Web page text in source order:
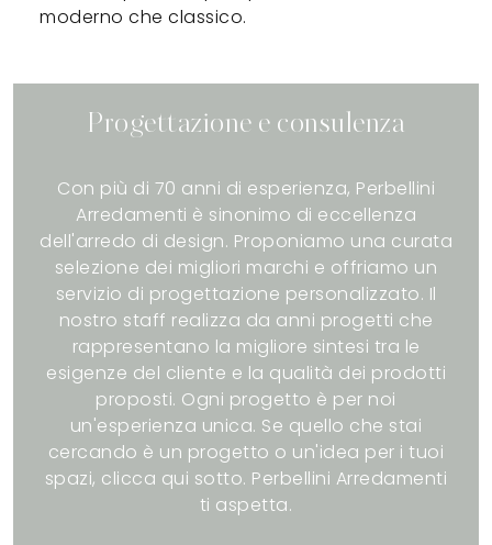
moderno che classico.
Progettazione e consulenza
Con più di 70 anni di esperienza, Perbellini
Arredamenti è sinonimo di eccellenza
dell'arredo di design. Proponiamo una curata
selezione dei migliori marchi e offriamo un
servizio di progettazione personalizzato. Il
nostro staff realizza da anni progetti che
rappresentano la migliore sintesi tra le
esigenze del cliente e la qualità dei prodotti
proposti. Ogni progetto è per noi
un'esperienza unica. Se quello che stai
cercando è un progetto o un'idea per i tuoi
spazi, clicca qui sotto. Perbellini Arredamenti
ti aspetta.